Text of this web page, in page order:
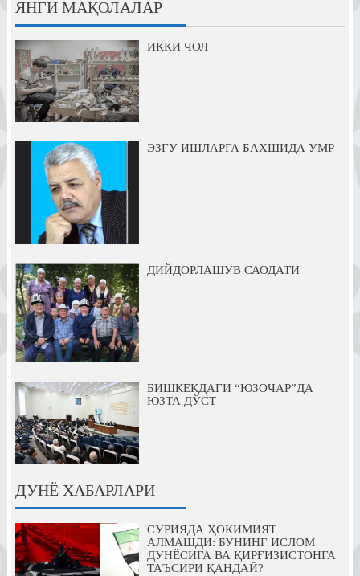
ЯНГИ МАҚОЛАЛАР
ИККИ ЧОЛ
ЭЗГУ ИШЛАРГА БАХШИДА УМР
ДИЙДОРЛАШУВ САОДАТИ
БИШКЕКДАГИ “ЮЗОЧАР”ДА
ЮЗТА ДЎСТ
ДУНЁ ХАБАРЛАРИ
СУРИЯДА ҲОКИМИЯТ
АЛМАШДИ: БУНИНГ ИСЛОМ
ДУНЁСИГА ВА ҚИРҒИЗИСТОНГА
ТАЪСИРИ ҚАНДАЙ?